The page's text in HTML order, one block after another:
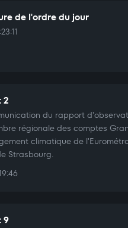
de l'ordre du jour
2
du rapport
régionale des comptes
climatique de
Strasbourg.
9